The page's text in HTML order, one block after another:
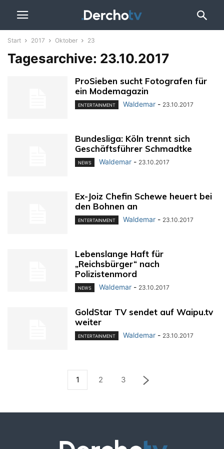
Start 2017 Oktober 23
Tagesarchive: 23.10.2017
ProSieben sucht Fotografen für
ein Modemagazin
ENTERTAINMENT Waldemar - 23.10.2017
Bundesliga: Köln trennt sich
Geschäftsführer Schmadtke
NEWS Waldemar - 23.10.2017
Ex-Joiz Chefin Schewe heuert bei
den Bohnen an
ENTERTAINMENT Waldemar - 23.10.2017
Lebenslange Haft für
„Reichsbürger“ nach
Polizistenmord
NEWS Waldemar - 23.10.2017
GoldStar TV sendet auf Waipu.tv
weiter
ENTERTAINMENT Waldemar - 23.10.2017
1 2 3